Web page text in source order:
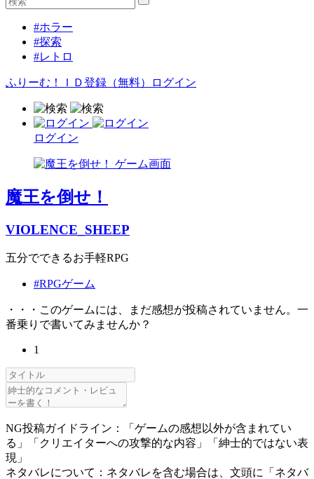
#ホラー
#探索
#レトロ
ふりーむ！ＩＤ登録（無料） ログイン
ログイン
魔王を倒せ！
VIOLENCE_SHEEP
五分でできるお手軽RPG
#RPGゲーム
・・・このゲームには、まだ感想が投稿されていません。一
番乗りで書いてみませんか？
1
NG投稿ガイドライン：「ゲームの感想以外が含まれてい
る」「クリエイターへの攻撃的な内容」「紳士的ではない表
現」
ネタバレについて：ネタバレを含む場合は、文頭に「ネタバ